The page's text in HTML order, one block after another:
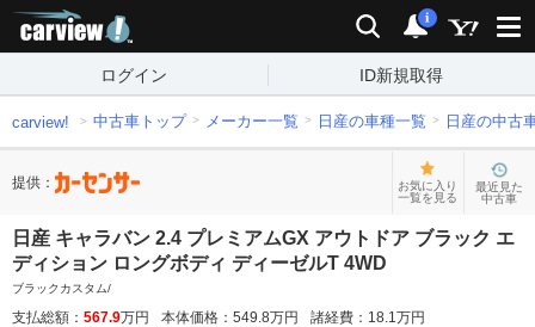
検索 通知
i
ログイン ID新規取得
carview! 中古車トップ メーカー一覧 日産の車種一覧 日産の中古
提供：
お気に入り
一覧を見る
最近見た
中古車
日産 キャラバン 2.4 プレミアムGX アウトドア ブラック エ
ディション ロングボディ ディーゼルT 4WD
ブラックカスタム/
支払総額： 567.9万円 本体価格： 549.8万円 諸経費： 18.1万円